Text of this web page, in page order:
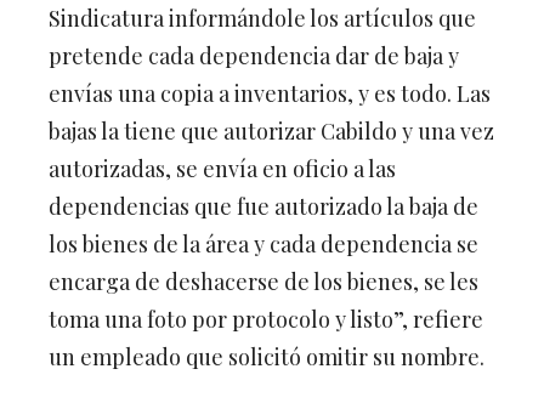
Sindicatura informándole los artículos que
pretende cada dependencia dar de baja y
envías una copia a inventarios, y es todo. Las
bajas la tiene que autorizar Cabildo y una vez
autorizadas, se envía en oficio a las
dependencias que fue autorizado la baja de
los bienes de la área y cada dependencia se
encarga de deshacerse de los bienes, se les
toma una foto por protocolo y listo”, refiere
un empleado que solicitó omitir su nombre.